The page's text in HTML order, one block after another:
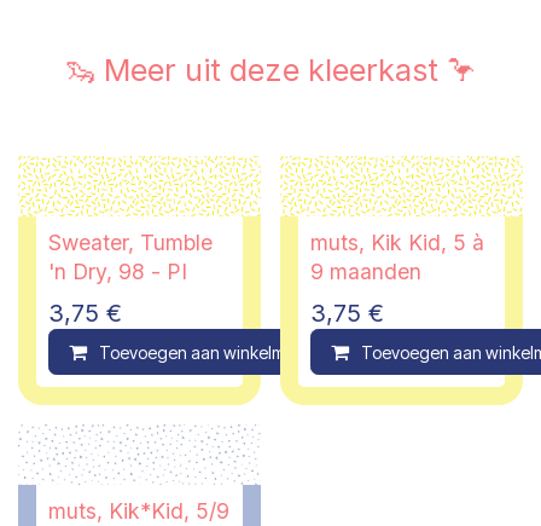
🦦 Meer uit deze kleerkast 🦩
Sweater, Tumble
'n Dry, 98 - PI
3,75 €
Toevoegen aan winkelmandje Compare
muts, Kik Kid, 5 à
9 maanden
3,75 €
Toevoegen aan
muts, Kik*Kid, 5/9